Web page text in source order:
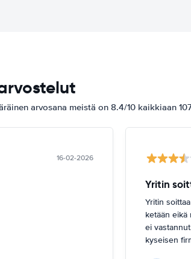
arvosana meistä on 8.4/10 kaikkiaan
16-02-2026
Yritin
ketään eikä
ei
kyseisen